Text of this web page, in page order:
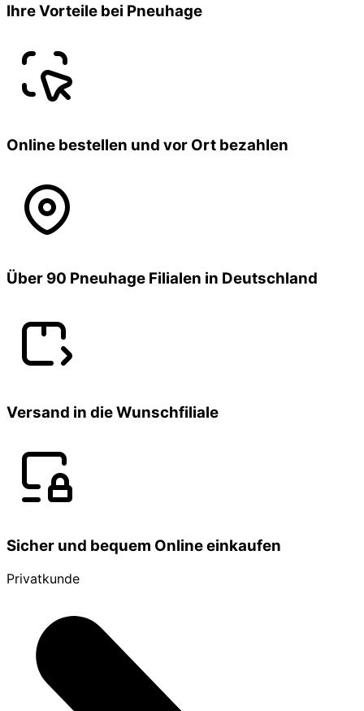
Ihre Vorteile bei Pneuhage
Online bestellen und vor Ort bezahlen
Über 90 Pneuhage Filialen in Deutschland
Versand in die Wunschfiliale
Sicher und bequem Online einkaufen
Privatkunde